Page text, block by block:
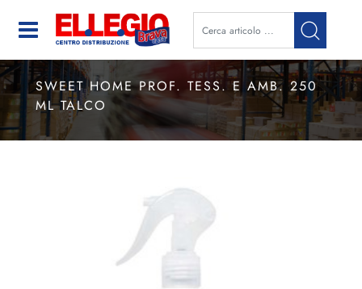
Open
SWEET HOME PROF. TESS. E AMB. 250
ML TALCO